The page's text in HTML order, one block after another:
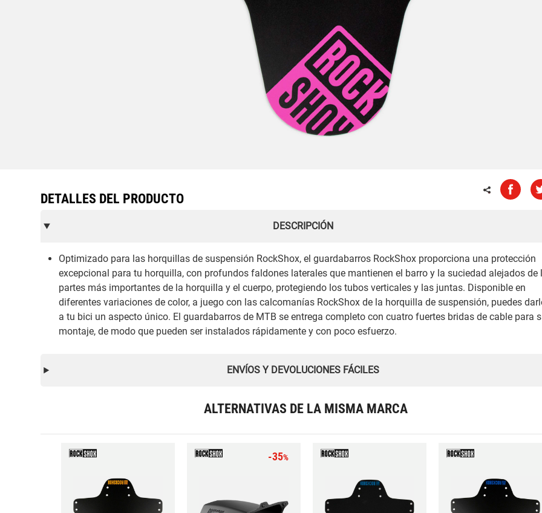
DETALLES DEL PRODUCTO
DESCRIPCIÓN
Optimizado para las horquillas de suspensión RockShox, el guardabarros RockShox proporciona una protección
excepcional para tu horquilla, con profundos faldones laterales que mantienen el barro y la suciedad alejados de
partes más importantes de la horquilla y el cuerpo, protegiendo los tubos verticales y las juntas. Disponible en
diferentes variaciones de color, a juego con las calcomanías RockShox de la horquilla de suspensión, puedes
a tu bici un aspecto único. El guardabarros de MTB se entrega completo con cuatro fuertes bridas de cable para
montaje, de modo que pueden ser instalados rápidamente y con poco esfuerzo.
ENVÍOS Y DEVOLUCIONES FÁCILES
ALTERNATIVAS DE LA MISMA MARCA
-35%